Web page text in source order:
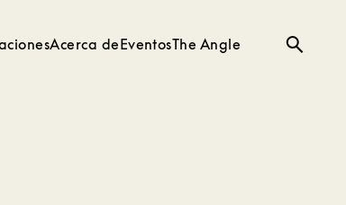
Acerca deEventosThe Angle Búsqueda